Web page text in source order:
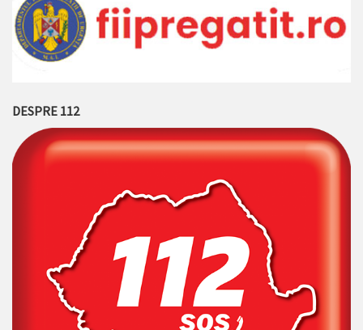
DESPRE 112